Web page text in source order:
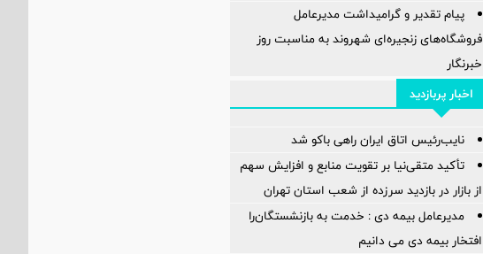
پیام تقدیر و گرامیداشت مدیرعامل
فروشگاه‌های زنجیره‌ای شهروند به مناسبت روز
خبرنگار
اخبار پربازدید
نایب‌رئیس اتاق ایران راهی باکو شد
تأکید متقی‌نیا بر تقویت منابع و افزایش سهم
از بازار در بازدید سرزده از شعب استان تهران
مدیرعامل بیمه دی : خدمت به بازنشستگان‌را
افتخار بیمه دی می دانیم